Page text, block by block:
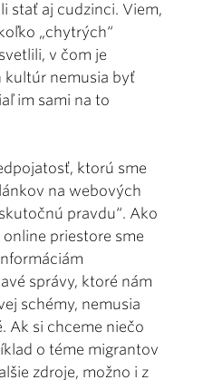
stať aj cudzinci. Viem,
„chytrých“
v čom je
kultúr nemusia byť
im sami na to
ktorú sme
na webových
pravdu“. Ako
priestore sme
správy, ktoré nám
schémy, nemusia
Ak si chceme niečo
o téme migrantov
zdroje, možno i z